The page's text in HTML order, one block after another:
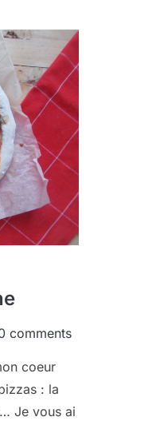
comments
coeur
: la
Je vous ai